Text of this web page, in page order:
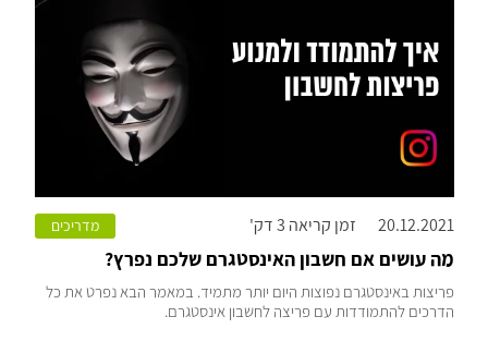
20.12.2021 זמן קריאה 3 דק' מדריכים
מה עושים אם חשבון האינסטגרם שלכם נפרץ?
פריצות באינסטגרם נפוצות היום יותר מתמיד. במאמר הבא נפרט את כל
הדרכים להתמודדות עם פריצה לחשבון אינסטגרם.